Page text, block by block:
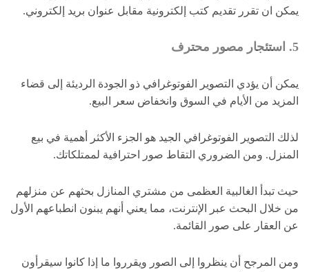
يمكن ان تقرر تقديم كتب إلكترونية مقابل عنوان بريد إلكتروني.
5. استئجار مصور محترف
يمكن أن يؤدي التصوير الفوتوغرافي ذو الجودة الرديئة إلى قضاء
المزيد من الأيام في السوق وانخفاض سعر البيع.
لذلك التصوير الفوتوغرافي الجيد هو الجزء الأكثر أهمية في بيع
المنزل. ومن الضروري التقاط صور احترافية لممتلكاتك.
حيث تبدأ الغالبية العظمى من مشتري المنازل بحثهم عن منزلهم
من خلال البحث عبر الإنترنت، مما يعني أنهم يبنون انطباعهم الأول
عن العقار على صور القائمة.
ومن المرجح أن ينظروا إلى الصور ويقرروا ما إذا كانوا سيقرأون